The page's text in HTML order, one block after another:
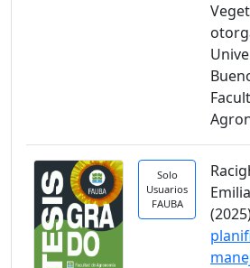
Solo
Usuarios
FAUBA